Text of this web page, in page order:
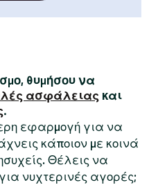
θυμήσου να
ασφάλειας και
.
εφαρμογή για να
κάποιον με κοινά
Θέλεις να
νυχτερινές αγορές;